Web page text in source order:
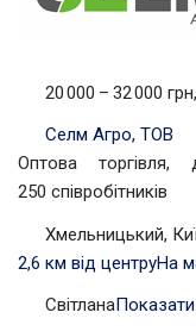
20 000 – 32 000
Селм Агро, ТОВ
Оптова торгівля,
250 співробітників
Хмельницький,
2,6 км від центруНа
Світлана